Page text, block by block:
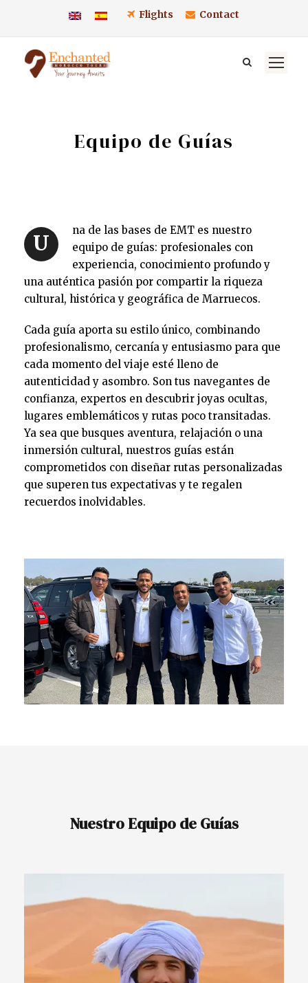
Flights Contact
Equipo de Guías
U
na de las bases de EMT es nuestro
equipo de guías: profesionales con
experiencia, conocimiento profundo y
una auténtica pasión por compartir la riqueza
cultural, histórica y geográfica de Marruecos.
Cada guía aporta su estilo único, combinando
profesionalismo, cercanía y entusiasmo para que
cada momento del viaje esté lleno de
autenticidad y asombro. Son tus navegantes de
confianza, expertos en descubrir joyas ocultas,
lugares emblemáticos y rutas poco transitadas.
Ya sea que busques aventura, relajación o una
inmersión cultural, nuestros guías están
comprometidos con diseñar rutas personalizadas
que superen tus expectativas y te regalen
recuerdos inolvidables.
Nuestro Equipo de Guías